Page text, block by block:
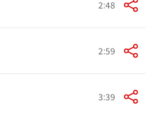
2:48
2:59
3:39